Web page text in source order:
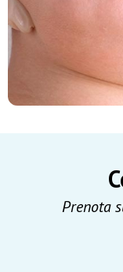
Prenota